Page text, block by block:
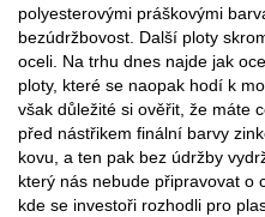
polyesterovými práškovými
bezúdržbovost. Další ploty
oceli. Na trhu dnes najde jak
ploty, které se naopak hodí k
však důležité si ověřit, že máte
před nástřikem finální barvy
kovu, a ten pak bez údržby
který nás nebude připravovat o
kde se investoři rozhodli pro